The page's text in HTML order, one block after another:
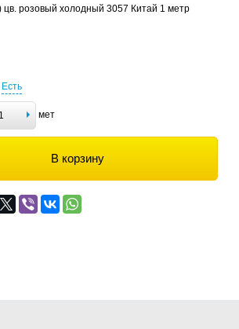
розовый холодный 3057 Китай 1 метр
Есть
мет
В корзину